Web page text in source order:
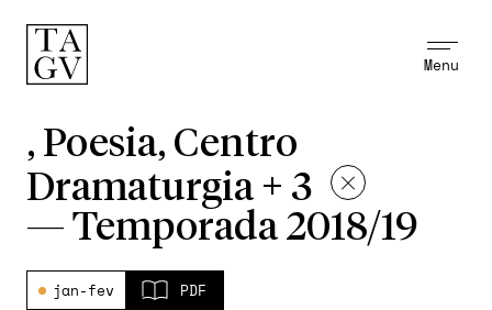
Menu
, Poesia, Centro
Dramaturgia + 3
— Temporada 2018/19
jan-fev PDF